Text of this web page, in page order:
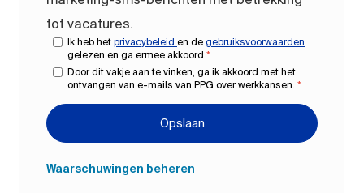
tot vacatures.
Ik heb het privacybeleid en de gebruiksvoorwaarden
gelezen en ga ermee akkoord *
Door dit vakje aan te vinken, ga ik akkoord met het
ontvangen van e-mails van PPG over werkkansen. *
Opslaan
Waarschuwingen beheren